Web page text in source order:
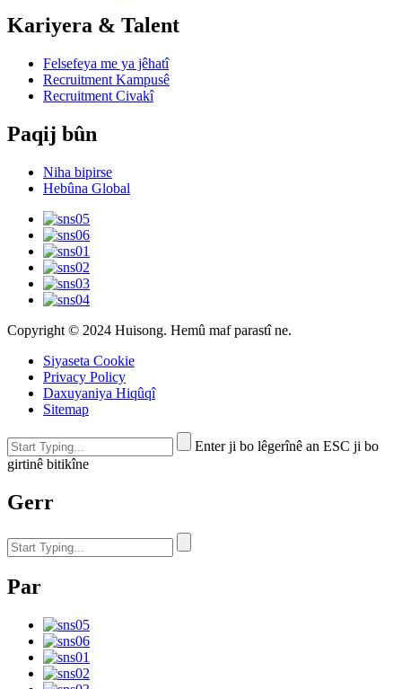
Kariyera & Talent
Felsefeya me ya jêhatî
Recruitment Kampusê
Recruitment Civakî
Paqij bûn
Niha bipirse
Hebûna Global
Copyright © 2024 Huisong. Hemû maf parastî ne.
Siyaseta Cookie
Privacy Policy
Daxuyaniya Hiqûqî
Sitemap
Enter ji bo lêgerînê an ESC ji bo
girtinê bitikîne
Gerr
Par